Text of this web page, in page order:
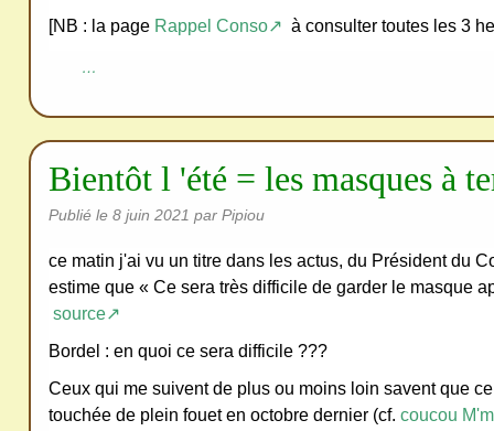
[NB : la page Rappel Conso↗ à consulter toutes les 3
…
Bientôt l 'été = les masques à
Publié le 8 juin 2021 par Pipiou
ce matin j'ai vu un titre dans les actus, du Président du
estime que « Ce sera très difficile de garder le masque
source↗
Bordel : en quoi ce sera difficile ???
Ceux qui me suivent de plus ou moins loin savent que
touchée de plein fouet en octobre dernier (cf. coucou